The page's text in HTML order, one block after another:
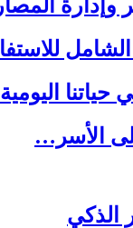
حياتنا
الأسر…